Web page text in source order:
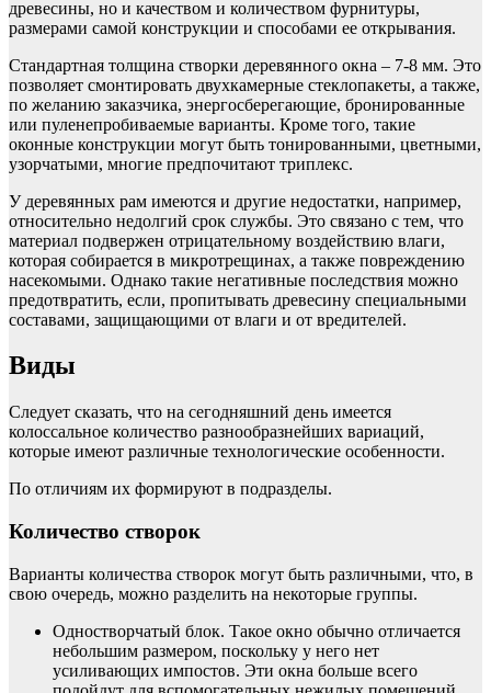
древесины, но и качеством и количеством фурнитуры,
размерами самой конструкции и способами ее открывания.
Стандартная толщина створки деревянного окна – 7-8 мм. Это
позволяет смонтировать двухкамерные стеклопакеты, а также,
по желанию заказчика, энергосберегающие, бронированные
или пуленепробиваемые варианты. Кроме того, такие
оконные конструкции могут быть тонированными, цветными,
узорчатыми, многие предпочитают триплекс.
У деревянных рам имеются и другие недостатки, например,
относительно недолгий срок службы. Это связано с тем, что
материал подвержен отрицательному воздействию влаги,
которая собирается в микротрещинах, а также повреждению
насекомыми. Однако такие негативные последствия можно
предотвратить, если, пропитывать древесину специальными
составами, защищающими от влаги и от вредителей.
Виды
Следует сказать, что на сегодняшний день имеется
колоссальное количество разнообразнейших вариаций,
которые имеют различные технологические особенности.
По отличиям их формируют в подразделы.
Количество створок
Варианты количества створок могут быть различными, что, в
свою очередь, можно разделить на некоторые группы.
Одностворчатый блок. Такое окно обычно отличается
небольшим размером, поскольку у него нет
усиливающих импостов. Эти окна больше всего